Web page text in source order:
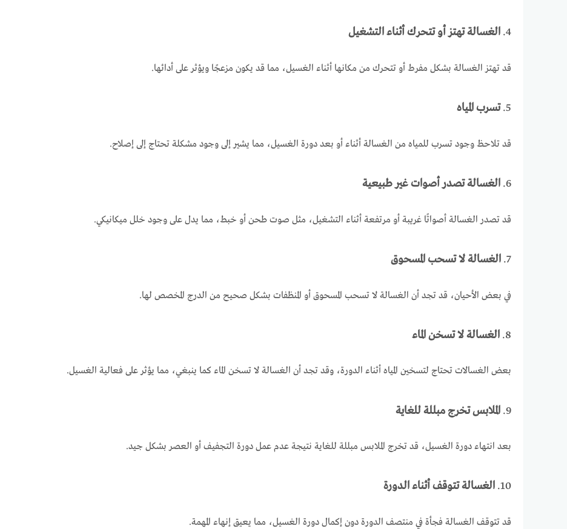
4. الغسالة تهتز أو تتحرك أثناء التشغيل
قد تهتز الغسالة بشكل مفرط أو تتحرك من مكانها أثناء الغسيل، مما قد يكون مزعجًا ويؤثر على أدائها.
5. تسرب المياه
قد تلاحظ وجود تسرب للمياه من الغسالة أثناء أو بعد دورة الغسيل، مما يشير إلى وجود مشكلة تحتاج إلى إصلاح.
6. الغسالة تصدر أصوات غير طبيعية
قد تصدر الغسالة أصواتًا غريبة أو مرتفعة أثناء التشغيل، مثل صوت طحن أو خبط، مما يدل على وجود خلل ميكانيكي.
7. الغسالة لا تسحب المسحوق
في بعض الأحيان، قد تجد أن الغسالة لا تسحب المسحوق أو المنظفات بشكل صحيح من الدرج المخصص لها.
8. الغسالة لا تسخن الماء
بعض الغسالات تحتاج لتسخين المياه أثناء الدورة، وقد تجد أن الغسالة لا تسخن الماء كما ينبغي، مما يؤثر على فعالية الغسيل.
9. الملابس تخرج مبللة للغاية
بعد انتهاء دورة الغسيل، قد تخرج الملابس مبللة للغاية نتيجة عدم عمل دورة التجفيف أو العصر بشكل جيد.
10. الغسالة تتوقف أثناء الدورة
قد تتوقف الغسالة فجأة في منتصف الدورة دون إكمال دورة الغسيل، مما يعيق إنهاء المهمة.